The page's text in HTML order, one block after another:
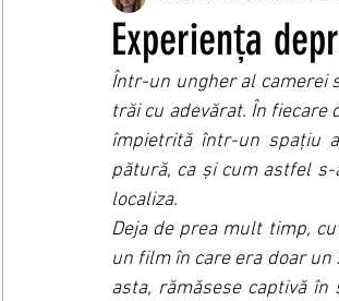
Experiența
Într-un ungher al camerei
trăi cu adevărat. În
împietrită într-un spațiu
pătură, ca și cum astfel
localiza.
Deja de prea mult timp,
un film în care era doar
asta, rămăsese captivă